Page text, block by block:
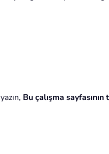
Bu çalışma